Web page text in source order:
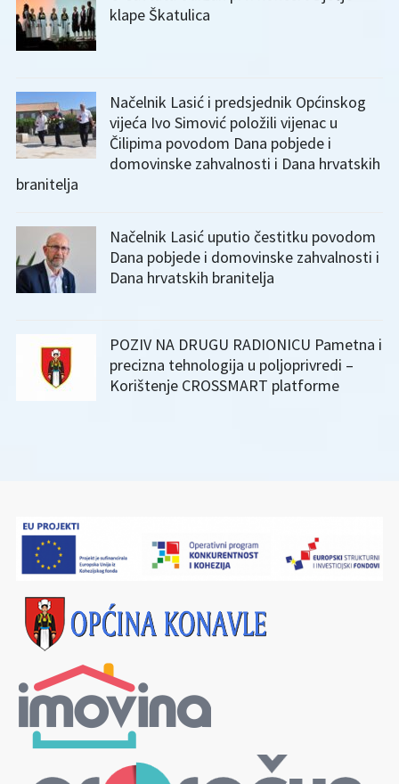
klape Škatulica
Načelnik Lasić i predsjednik Općinskog
vijeća Ivo Simović položili vijenac u
Čilipima povodom Dana pobjede i
domovinske zahvalnosti i Dana hrvatskih
branitelja
Načelnik Lasić uputio čestitku povodom
Dana pobjede i domovinske zahvalnosti i
Dana hrvatskih branitelja
POZIV NA DRUGU RADIONICU Pametna i
precizna tehnologija u poljoprivredi –
Korištenje CROSSMART platforme